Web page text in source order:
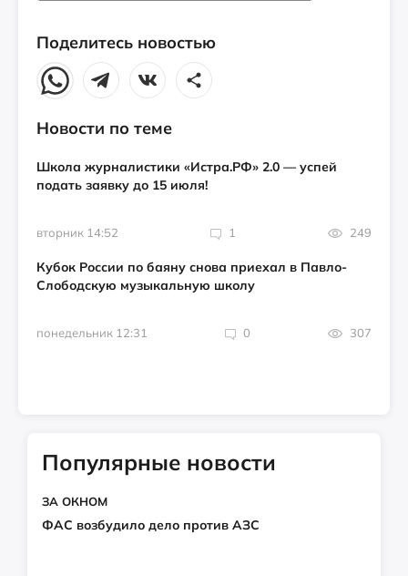
Поделитесь новостью
Новости по теме
Школа журналистики «Истра.РФ» 2.0 — успей
подать заявку до 15 июля!
вторник 14:52 1 249
Кубок России по баяну снова приехал в Павло-
Слободскую музыкальную школу
понедельник 12:31 0 307
Популярные новости
ЗА ОКНОМ
ФАС возбудило дело против АЗС